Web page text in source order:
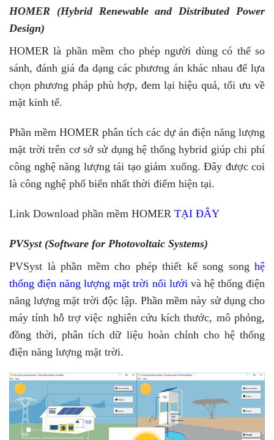
HOMER (Hybrid Renewable and Distributed Power
Design)
HOMER là phần mềm cho phép người dùng có thể so
sánh, đánh giá đa dạng các phương án khác nhau để lựa
chọn phương pháp phù hợp, đem lại hiệu quả, tối ưu về
mặt kinh tế.
Phần mềm HOMER phân tích các dự án điện năng lượng
mặt trời trên cơ sở sử dụng hệ thống hybrid giúp chi phí
công nghệ năng lượng tái tạo giảm xuống. Đây được coi
là công nghệ phổ biến nhất thời điểm hiện tại.
Link Download phần mềm HOMER TẠI ĐÂY
PVSyst (Software for Photovoltaic Systems)
PVSyst là phần mềm cho phép thiết kế song song hệ
thống điện năng lượng mặt trời nối lưới và hệ thống điện
năng lượng mặt trời độc lập. Phần mềm này sử dụng cho
máy tính hỗ trợ việc nghiên cứu kích thước, mô phỏng,
đồng thời, phân tích dữ liệu hoàn chỉnh cho hệ thống
điện năng lượng mặt trời.